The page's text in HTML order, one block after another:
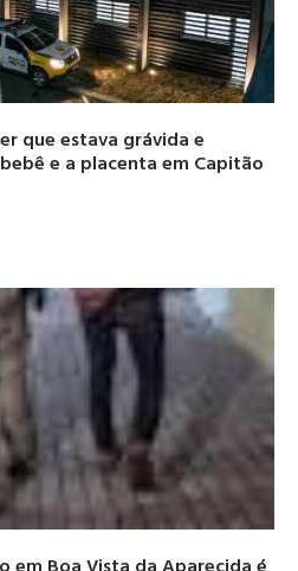
que estava grávida e
e a placenta em Capitão
em Boa Vista da Aparecida é